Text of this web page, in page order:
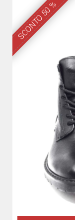
SCONTO 50 %